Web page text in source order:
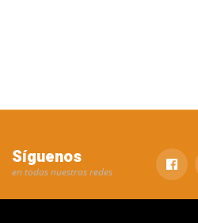
Síguenos
en todas nuestras redes